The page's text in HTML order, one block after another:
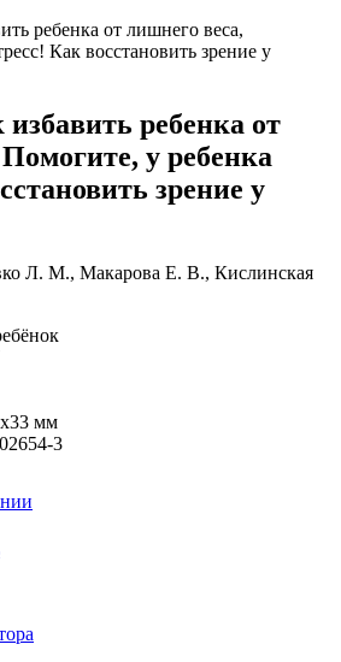
ребенка от
у ребенка
зрение у
Л. М., Макарова Е. В., Кислинская
мм
3